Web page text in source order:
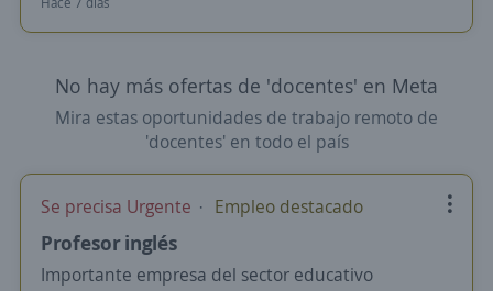
No hay más ofertas de 'docentes' en Meta
Mira estas oportunidades de trabajo remoto de
'docentes' en todo el país
Se precisa Urgente Empleo destacado
Profesor inglés
Importante empresa del sector educativo